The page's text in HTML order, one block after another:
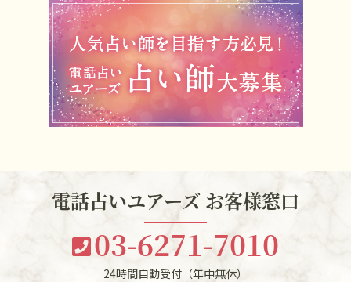
電話占いユアーズ お客様窓口
03-6271-7010
24時間自動受付（年中無休）